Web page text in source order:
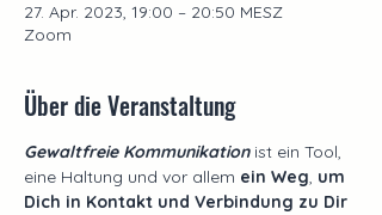
27. Apr. 2023, 19:00 – 20:50 MESZ
Zoom
Über die Veranstaltung
Gewaltfreie Kommunikation ist ein Tool,
eine Haltung und vor allem ein Weg, um
Dich in Kontakt und Verbindung zu Dir